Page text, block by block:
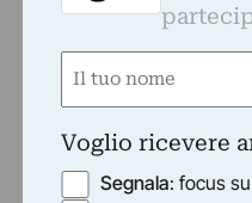
Nome
Voglio ricevere
Segnala: focus